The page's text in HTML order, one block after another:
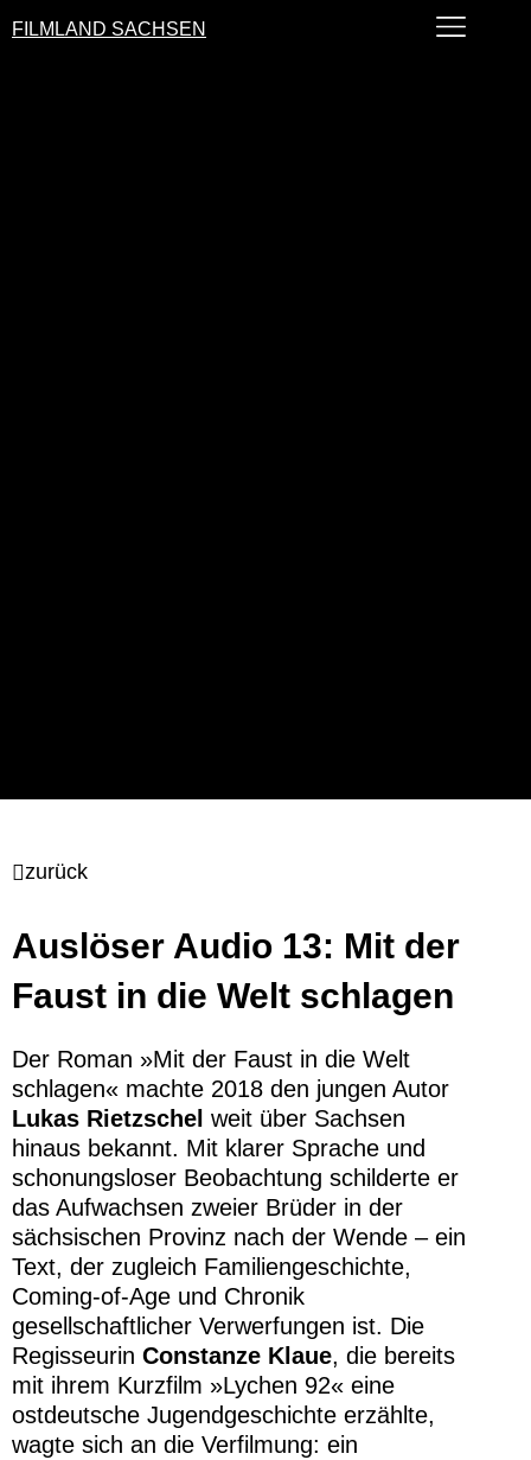
FILMLAND SACHSEN
zurück
Auslöser Audio 13: Mit der
Faust in die Welt schlagen
Der Roman »Mit der Faust in die Welt
schlagen« machte 2018 den jungen Autor
Lukas Rietzschel weit über Sachsen
hinaus bekannt. Mit klarer Sprache und
schonungsloser Beobachtung schilderte er
das Aufwachsen zweier Brüder in der
sächsischen Provinz nach der Wende – ein
Text, der zugleich Familiengeschichte,
Coming-of-Age und Chronik
gesellschaftlicher Verwerfungen ist. Die
Regisseurin Constanze Klaue, die bereits
mit ihrem Kurzfilm »Lychen 92« eine
ostdeutsche Jugendgeschichte erzählte,
wagte sich an die Verfilmung: ein